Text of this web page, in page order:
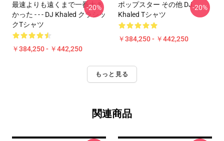
最速よりも遠くまで一番大き
かった - - - DJ Khaled クラシッ
クTシャツ
￥384,250 - ￥442,250
-20%
ポップスター その他 DJ
Khaled Tシャツ
￥384,250 - ￥442,250
-20%
もっと見る
関連商品